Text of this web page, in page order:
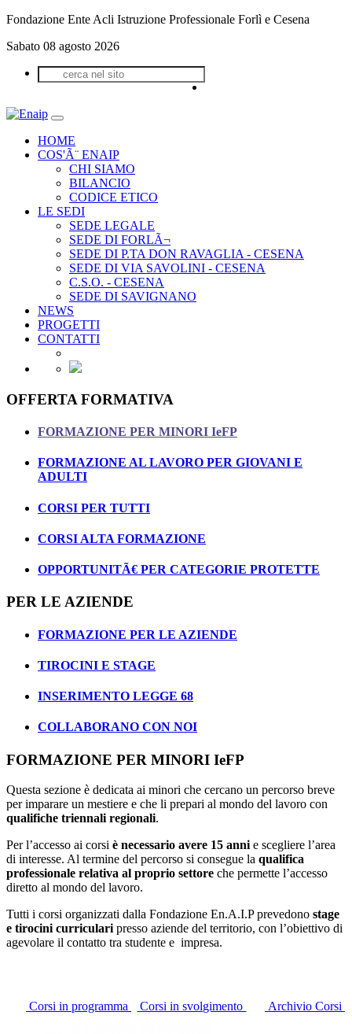
Fondazione Ente Acli Istruzione Professionale Forlì e Cesena
Sabato 08 agosto 2026
HOME
COS'Ã¨ ENAIP
CHI SIAMO
BILANCIO
CODICE ETICO
LE SEDI
SEDE LEGALE
SEDE DI FORLÃ¬
SEDE DI P.TA DON RAVAGLIA - CESENA
SEDE DI VIA SAVOLINI - CESENA
C.S.O. - CESENA
SEDE DI SAVIGNANO
NEWS
PROGETTI
CONTATTI
OFFERTA FORMATIVA
FORMAZIONE PER MINORI IeFP
FORMAZIONE AL LAVORO PER GIOVANI E
ADULTI
CORSI PER TUTTI
CORSI ALTA FORMAZIONE
OPPORTUNITÃ€ PER CATEGORIE PROTETTE
PER LE AZIENDE
FORMAZIONE PER LE AZIENDE
TIROCINI E STAGE
INSERIMENTO LEGGE 68
COLLABORANO CON NOI
FORMAZIONE PER MINORI IeFP
Questa sezione è dedicata ai minori che cercano un percorso breve
per imparare un mestiere e che li prepari al mondo del lavoro con
qualifiche triennali regionali.
Per l’accesso ai corsi è necessario avere 15 anni e scegliere l’area
di interesse. Al termine del percorso si consegue la qualifica
professionale relativa al proprio settore che permette l’accesso
diretto al mondo del lavoro.
Tutti i corsi organizzati dalla Fondazione En.A.I.P prevedono stage
e tirocini curriculari presso aziende del territorio, con l’obiettivo di
agevolare il contatto tra studente e impresa.
Corsi in programma Corsi in svolgimento Archivio Corsi